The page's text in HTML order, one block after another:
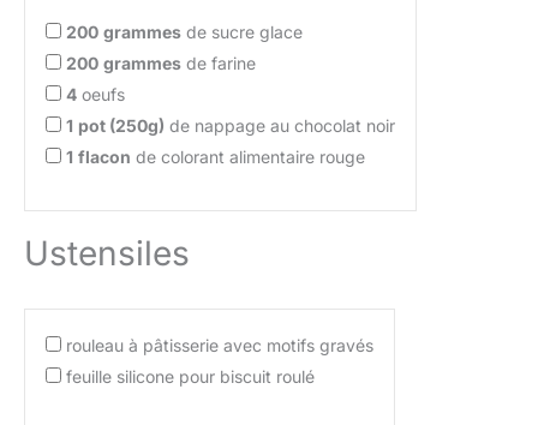
200 grammes de sucre glace
200 grammes de farine
4 oeufs
1 pot (250g) de nappage au chocolat noir
1 flacon de colorant alimentaire rouge
Ustensiles
rouleau à pâtisserie avec motifs gravés
feuille silicone pour biscuit roulé